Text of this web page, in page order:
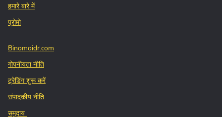
हमारे बारे में
प्रोमो
Binomoidr.com
गोपनीयता नीति
ट्रेडिंग शुरू करें
संपादकीय नीति
समुदाय